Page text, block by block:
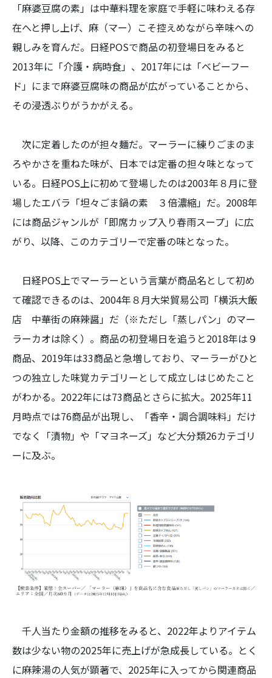
「麻婆豆腐の素」は中華料理を家庭で手軽に味わえる存
在へと押し上げ、麻（マー）こそ控えめながら辛味への
親しみを育んだ。日経POSで商品の初登場日をみると
2013年に「介護・病時食」、2017年には「ベビーフー
ド」にまで麻婆豆腐味の商品が広がっていることから、
その浸透ぶりがうかがえる。
次に定着したのが担々麺だ。マーラーに練りごまのま
ろやかさを重ねた味が、日本では定番の担々味となって
いる。日経POS上に初めて登場したのは2003年８月に登
場したエバラ「坦々ごま鍋の素 ３倍濃縮」だ。2008年
には商品ジャンルが「即席カップ入り春雨スープ」に広
がり、以降、このカテゴリーで定番の味となった。
日経POS上でマーラーという言葉が商品名として初め
て確認できるのは、2004年８月大栄貿易公司「横浜大飯
店 中華街の麻辣醤」だ（※ただし「蒸しパン」のマー
ラーカオは除く）。商品の初登場日を追うと2018年は９
商品、2019年は33商品と急増しており、マーラーがひと
つの独立した味覚カテゴリーとして成立しはじめたこと
がわかる。2022年には73商品とさらに拡大。2025年11
月時点では76商品が出現し、「香辛・調合調味料」だけ
でなく「漬物」や「マヨネーズ」など大分類26カテゴリ
ーに及ぶ。
千人当たり金額の推移をみると、2022年よりアイテム
数は少ない物の2025年に売上げが急成長している。とく
に麻辣湯の人気が顕著で、2025年に入ってから関連商品